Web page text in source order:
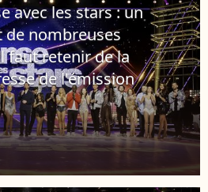
avec les stars : un
de nombreuses
faut retenir de la
de l'émission